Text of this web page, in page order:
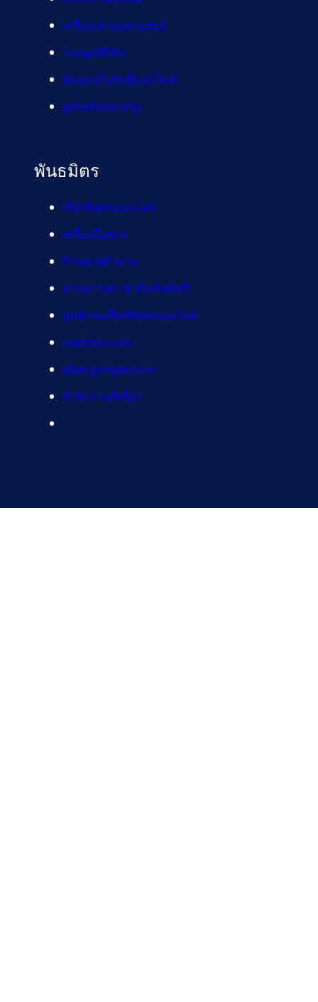
เครื่องเป่าแอลกอฮอล์
โลกยุคดิจิทัล
ข้อสอบใบขับขี่ออนไลน์
gotoknow.org
พันธมิตร
เกียรติบัตรออนไลน์
เครื่องมือช่าง
ร้านขายผ้าม่าน
ฝากข่าวประชาสัมพันธ์ฟรี
ศูนย์รวมเกียรติบัตรออนไลน์
nainokk.com
sites.google.com
สำนักงานสีเขียว